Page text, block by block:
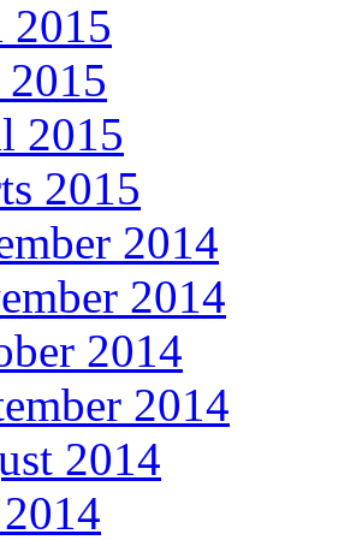
2015
2015
2015
2014
2014
2014
2014
2014